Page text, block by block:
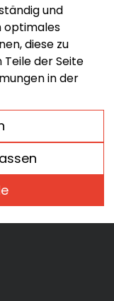
Sie
Sie
und
optimales
diese zu
der Seite
in der